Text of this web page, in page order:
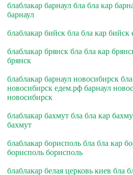
блаблакар барнаул бла бла кар
барнаул
блаблакар бийск бла бла кар
блаблакар брянск бла бла кар
брянск
блаблакар барнаул новосибирск
новосибирск едем.рф барнаул
новосибирск
блаблакар бахмут бла бла кар
бахмут
блаблакар борисполь бла бла кар
борисполь борисполь
блаблакар белая церковь киев бла